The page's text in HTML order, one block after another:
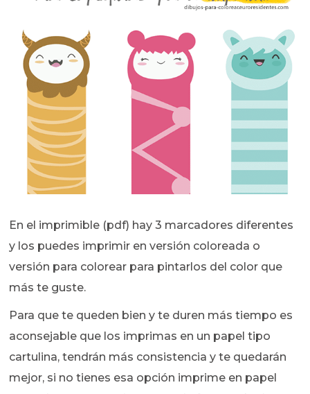
En el imprimible (pdf) hay 3 marcadores diferentes
y los puedes imprimir en versión coloreada o
versión para colorear para pintarlos del color que
más te guste.
Para que te queden bien y te duren más tiempo es
aconsejable que los imprimas en un papel tipo
cartulina, tendrán más consistencia y te quedarán
mejor, si no tienes esa opción imprime en papel